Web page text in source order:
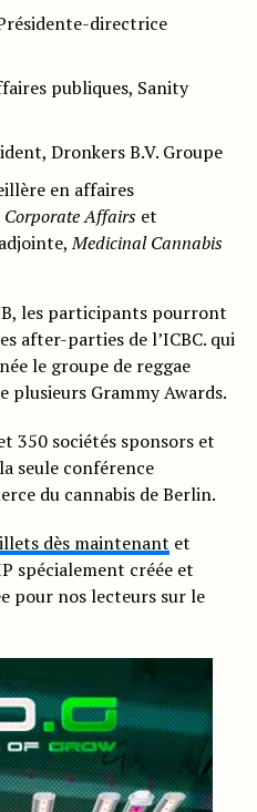
directrice
publiques, Sanity
Dronkers B.V. Groupe
en affaires
Corporate Affairset
Medicinal Cannabis
les participants pourront
after-parties de l’ICBC. qui
le groupe de reggae
plusieurs Grammy Awards.
350 sociétés sponsors et
seule conférence
du cannabis de Berlin.
dès maintenant et
spécialement créée et
pour nos lecteurs sur le